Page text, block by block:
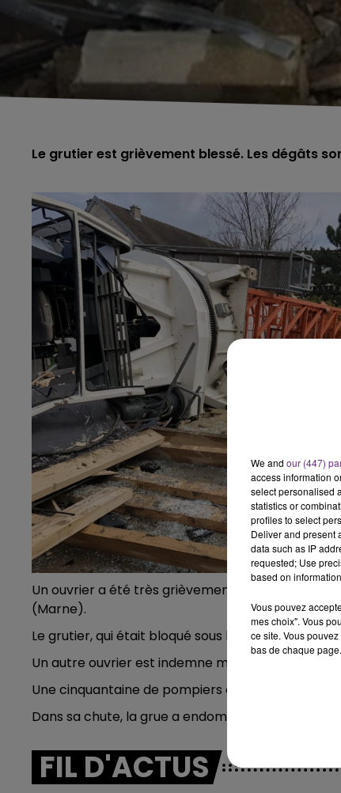
11h00 - 16h00
LE WEEK-END CHAMPAGNE FM
Le grutier est grièvement blessé. Les dégâts
Un ouvrier a été très grièvement blessé dans la
(Marne).
Le grutier, qui était bloqué sous l’engin, a été
Un autre ouvrier est indemne mais très choqué.
Une cinquantaine de pompiers ont été mobilisés
Dans sa chute, la grue a endommagé plusieurs
FIL D'ACTUS
FM Le Week-end
We and our (447)
access information
select personalised
statistics or
profiles to select
Deliver and present
data such as IP
requested; Use
based on
Vous pouvez
mes choix". Vous
ce site. Vous
bas de chaque page.